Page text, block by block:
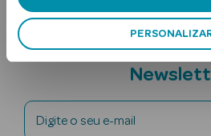
Digite o seu e-mail